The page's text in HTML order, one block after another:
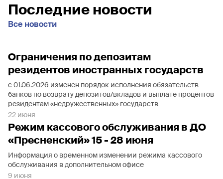
Последние новости
Все новости
Ограничения по депозитам
резидентов иностранных государств
с 01.06.2026 изменен порядок исполнения обязательств
банков по возврату депозитов/вкладов и выплате процентов
резидентам «недружественных» государств
22 июня
Режим кассового обслуживания в ДО
«Пресненский» 15 - 28 июня
Информация о временном изменении режима кассового
обслуживания в дополнительном офисе
9 июня